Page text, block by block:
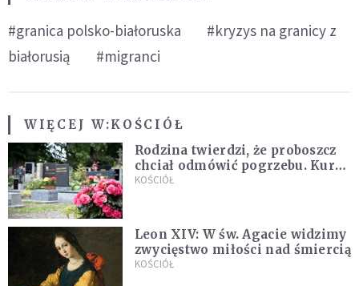
#granica polsko-białoruska
#kryzys na granicy z
białorusią
#migranci
WIĘCEJ W:KOŚCIÓŁ
Rodzina twierdzi, że proboszcz
chciał odmówić pogrzebu. Kuria
zapowiada wyjaśnienia
KOŚCIÓŁ
Leon XIV: W św. Agacie widzimy
zwycięstwo miłości nad śmiercią
KOŚCIÓŁ